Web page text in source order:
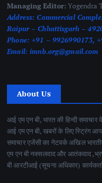
Managing Editor: Yogendra
Address: Commercial
Raipur – Chhattisgarh –
Phone: +91 – 9926990173,
Email: imnb.org@gmail.com
About Us
आई एम एन बी, भारत की हिन्दी
आई एम एन बी, खबरों के लिए स्ट्रिंग
समाचार एजेंसी का नेटवर्क अखिल
एम एन बी नक्सलवाद और आतंकवाद
बी आरटीआई (सूचना अधिकार)